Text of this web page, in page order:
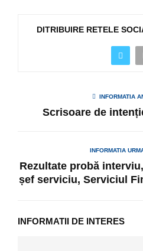
DITRIBUIRE RETELE
INFORMATIA
Scrisoare de
INFORMATIA
Rezultate probă
șef serviciu, Serviciul
INFORMATII DE INTERES